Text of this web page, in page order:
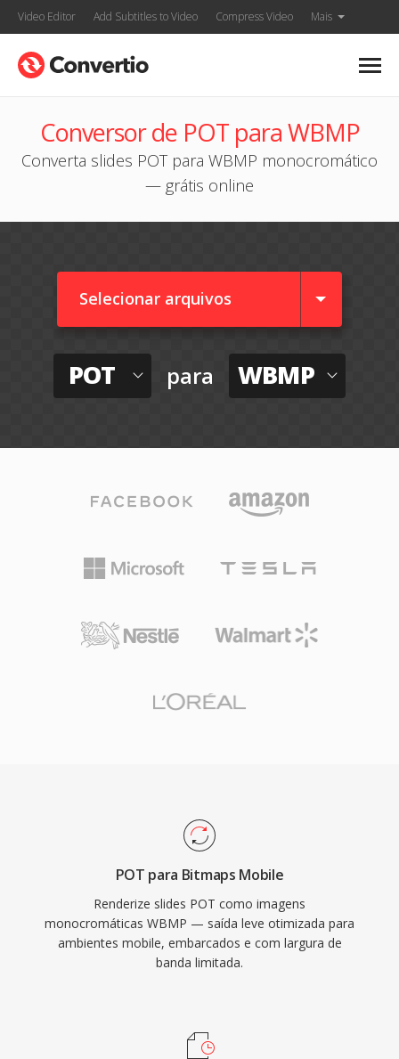
Video Editor Add Subtitles to Video Compress Video Mais
Conversor de POT para WBMP
Converta slides POT para WBMP monocromático
— grátis online
Selecionar arquivos
POT para WBMP
POT para Bitmaps Mobile
Renderize slides POT como imagens
monocromáticas WBMP — saída leve otimizada para
ambientes mobile, embarcados e com largura de
banda limitada.